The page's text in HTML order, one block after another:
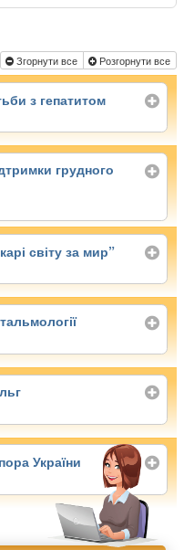
Згорнути все Розгорнути все
з гепатитом
грудного
світу за мир”
України